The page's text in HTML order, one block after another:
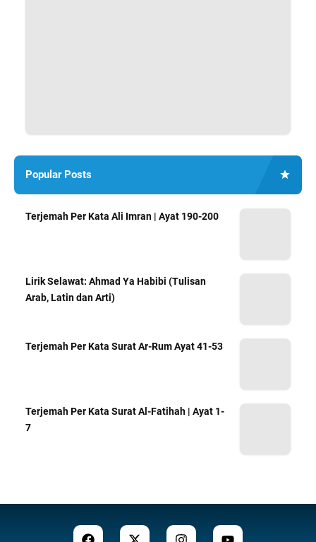
Popular Posts
Terjemah Per Kata Ali Imran | Ayat 190-200
Lirik Selawat: Ahmad Ya Habibi (Tulisan
Arab, Latin dan Arti)
Terjemah Per Kata Surat Ar-Rum Ayat 41-53
Terjemah Per Kata Surat Al-Fatihah | Ayat 1-
7